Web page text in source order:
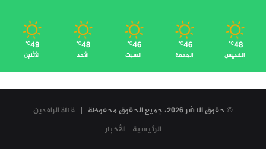
48
℃
الخميس
46
℃
الجمعة
46
℃
السبت
48
℃
الأحد
49
℃
الأثنين
© حقوق النشر 2026، جميع الحقوق محفوظة |
قناة الرافدين
الرئيسية
الأخبار